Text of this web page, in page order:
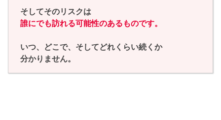
そしてそのリスクは
誰にでも訪れる可能性のあるものです。
いつ、どこで、そしてどれくらい続くか
分かりません。